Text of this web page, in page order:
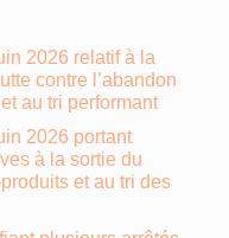
2026 relatif à la
contre l’abandon
au tri performant
2026 portant
à la sortie du
et au tri des